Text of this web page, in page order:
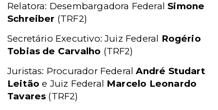
Relatora: Desembargadora FederalSimone
Schreiber (TRF2)
Secretário Executivo: Juiz Federal Rogério
Tobias de Carvalho (TRF2)
Juristas: Procurador FederalAndré Studart
Leitão e Juiz Federal Marcelo Leonardo
Tavares (TRF2)